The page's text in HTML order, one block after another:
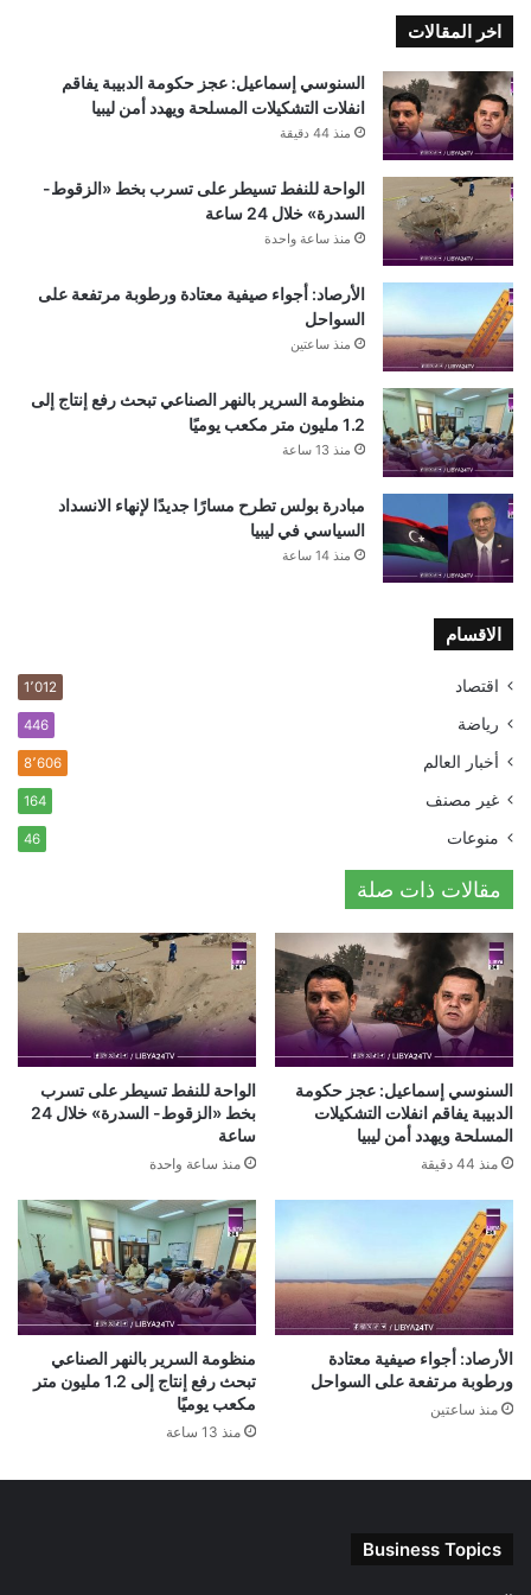
اخر المقالات
السنوسي إسماعيل: عجز حكومة الدبيبة يفاقم
انفلات التشكيلات المسلحة ويهدد أمن ليبيا
منذ 44 دقيقة
الواحة للنفط تسيطر على تسرب بخط «الزقوط-
السدرة» خلال 24 ساعة
منذ ساعة واحدة
الأرصاد: أجواء صيفية معتادة ورطوبة مرتفعة على
السواحل
منذ ساعتين
منظومة السرير بالنهر الصناعي تبحث رفع إنتاج إلى
1.2 مليون متر مكعب يوميًا
منذ 13 ساعة
مبادرة بولس تطرح مسارًا جديدًا لإنهاء الانسداد
السياسي في ليبيا
منذ 14 ساعة
الاقسام
اقتصاد 1٬012
رياضة 446
أخبار العالم 8٬606
غير مصنف 164
منوعات 46
مقالات ذات صلة
السنوسي إسماعيل: عجز حكومة
الدبيبة يفاقم انفلات التشكيلات
المسلحة ويهدد أمن ليبيا
منذ 44 دقيقة
الواحة للنفط تسيطر على تسرب
بخط «الزقوط- السدرة» خلال 24
ساعة
منذ ساعة واحدة
الأرصاد: أجواء صيفية معتادة
ورطوبة مرتفعة على السواحل
منذ ساعتين
منظومة السرير بالنهر الصناعي
تبحث رفع إنتاج إلى 1.2 مليون متر
مكعب يوميًا
منذ 13 ساعة
Business Topics